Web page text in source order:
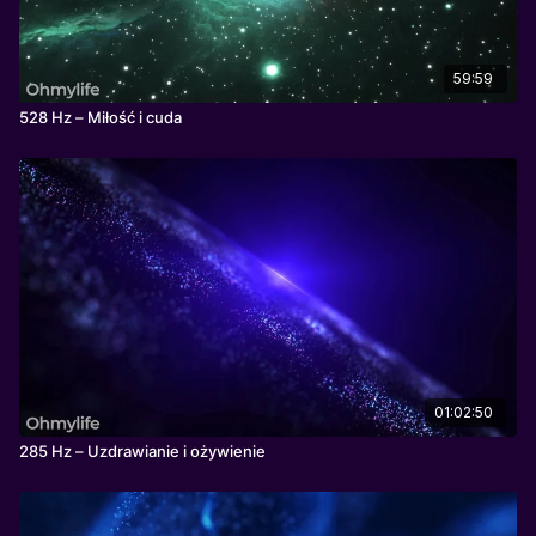
59:59
528 Hz – Miłość i cuda
01:02:50
285 Hz – Uzdrawianie i ożywienie